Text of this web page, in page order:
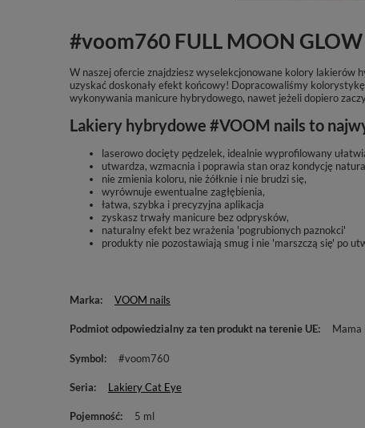
#voom760 FULL MOON GLOW
W naszej ofercie znajdziesz wyselekcjonowane kolory
uzyskać doskonały efekt końcowy! Dopracowaliśmy
wykonywania manicure hybrydowego, nawet jeżeli dopiero
Lakiery hybrydowe #VOOM nails to
laserowo docięty pędzelek, idealnie wyprofilowany
utwardza, wzmacnia i poprawia stan oraz kondycję
nie zmienia koloru, nie żółknie i nie brudzi się,
wyrównuje ewentualne zagłębienia,
łatwa, szybka i precyzyjna aplikacja
zyskasz trwały manicure bez odprysków,
naturalny efekt bez wrażenia 'pogrubionych paznokci'
produkty nie pozostawiają smug i nie 'marszczą się' po
Marka VOOM nails
Podmiot odpowiedzialny za ten produkt na terenie UE Mama
Symbol #voom760
Seria Lakiery Cat Eye
Pojemność 5 ml